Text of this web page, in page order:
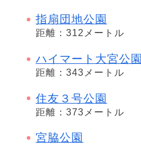
指扇団地公園
距離：312メートル
ハイマート大宮公園
距離：343メートル
住友３号公園
距離：373メートル
宮脇公園